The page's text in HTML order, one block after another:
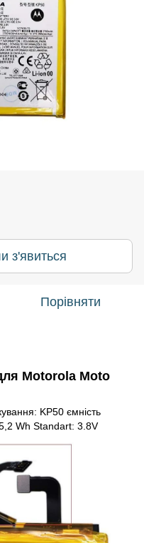
з'явиться
Порівняти
Motorola Moto
KP50 ємність
Wh Standart: 3.8V